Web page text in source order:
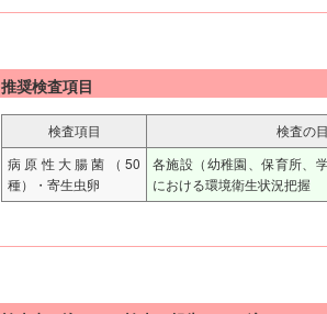
推奨検査項目
検査項目
検査の
病原性大腸菌（50
種）・寄生虫卵
各施設（幼稚園、保育所、
における環境衛生状況把握